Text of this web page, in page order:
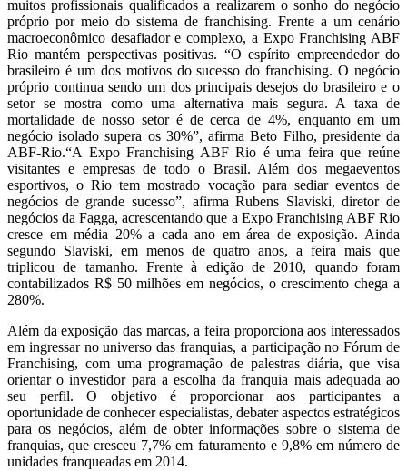
muitos profissionais qualificados a realizarem o sonho do negócio
próprio por meio do sistema de franchising. Frente a um cenário
macroeconômico desafiador e complexo, a Expo Franchising ABF
Rio mantém perspectivas positivas. “O espírito empreendedor do
brasileiro é um dos motivos do sucesso do franchising. O negócio
próprio continua sendo um dos principais desejos do brasileiro e o
setor se mostra como uma alternativa mais segura. A taxa de
mortalidade de nosso setor é de cerca de 4%, enquanto em um
negócio isolado supera os 30%”, afirma Beto Filho, presidente da
ABF-Rio.“A Expo Franchising ABF Rio é uma feira que reúne
visitantes e empresas de todo o Brasil. Além dos megaeventos
esportivos, o Rio tem mostrado vocação para sediar eventos de
negócios de grande sucesso”, afirma Rubens Slaviski, diretor de
negócios da Fagga, acrescentando que a Expo Franchising ABF Rio
cresce em média 20% a cada ano em área de exposição. Ainda
segundo Slaviski, em menos de quatro anos, a feira mais que
triplicou de tamanho. Frente à edição de 2010, quando foram
contabilizados R$ 50 milhões em negócios, o crescimento chega a
280%.
Além da exposição das marcas, a feira proporciona aos interessados
em ingressar no universo das franquias, a participação no Fórum de
Franchising, com uma programação de palestras diária, que visa
orientar o investidor para a escolha da franquia mais adequada ao
seu perfil. O objetivo é proporcionar aos participantes a
oportunidade de conhecer especialistas, debater aspectos estratégicos
para os negócios, além de obter informações sobre o sistema de
franquias, que cresceu 7,7% em faturamento e 9,8% em número de
unidades franqueadas em 2014.